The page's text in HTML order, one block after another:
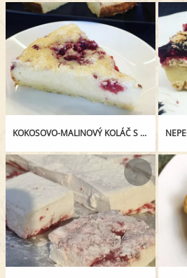
KOKOSOVO-MALINOVÝ KOLÁČ S TVAROHEM